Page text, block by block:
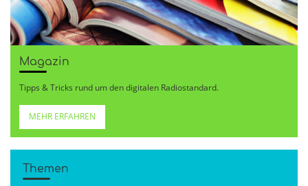
Magazin
Tipps & Tricks rund um den digitalen Radiostandard.
MEHR ERFAHREN
Themen